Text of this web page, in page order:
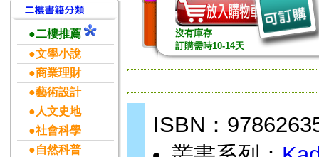
●二樓推薦
●文學小說
●商業理財
●藝術設計
●人文史地
●社會科學
●自然科普
沒有庫存
訂購需時10-14天
ISBN：